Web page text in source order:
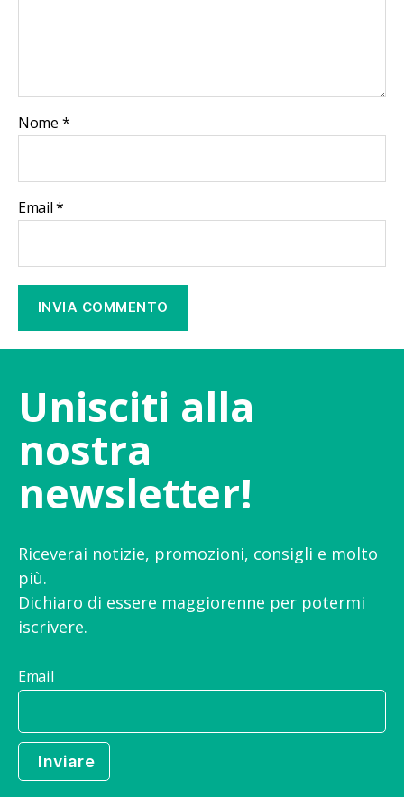
Nome *
Email*
Unisciti alla
nostra
newsletter!
Riceverai notizie, promozioni, consigli e molto
più.
Dichiaro di essere maggiorenne per potermi
iscrivere.
Email